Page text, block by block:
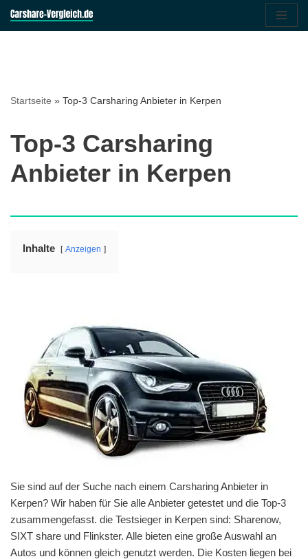
Startseite » Top-3 Carsharing Anbieter in Kerpen
Top-3 Carsharing
Anbieter in Kerpen
Inhalte Anzeigen
Sie sind auf der Suche nach einem Carsharing Anbieter in
Kerpen? Wir haben für Sie alle Anbieter getestet und die Top-3
zusammengefasst. die Testsieger in Kerpen sind: Sharenow,
SIXT share und Flinkster. Alle bieten eine große Auswahl an
Autos und können gleich genutzt werden. Die Kosten liegen bei